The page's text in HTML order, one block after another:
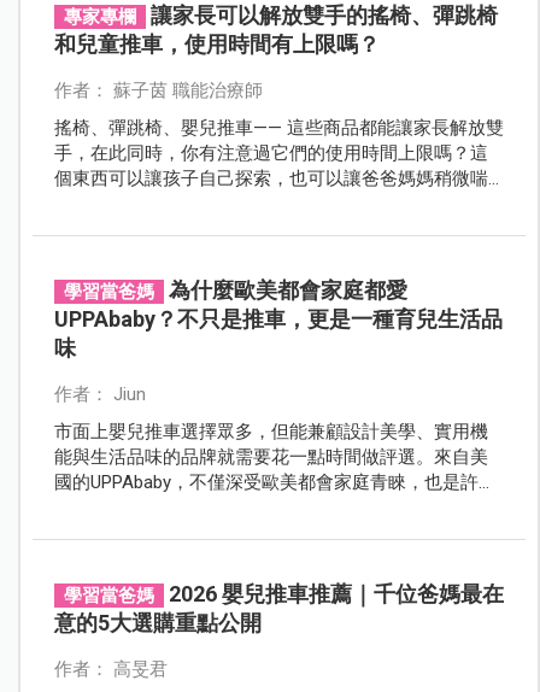
專家專欄
讓家長可以解放雙手的搖椅、彈跳椅
和兒童推車，使用時間有上限嗎？
作者： 蘇子茵 職能治療師
搖椅、彈跳椅、嬰兒推車—— 這些商品都能讓家長解放雙
手，在此同時，你有注意過它們的使用時間上限嗎？這
個東西可以讓孩子自己探索，也可以讓爸爸媽媽稍微喘
學習當爸媽
為什麼歐美都會家庭都愛
UPPAbaby？不只是推車，更是一種育兒生活品
味
作者： Jiun
市面上嬰兒推車選擇眾多，但能兼顧設計美學、實用機
能與生活品味的品牌就需要花一點時間做評選。來自美
國的UPPAbaby，不僅深受歐美都會家庭青睞，也是許多
學習當爸媽
2026 嬰兒推車推薦｜千位爸媽最在
意的5大選購重點公開
作者： 高旻君